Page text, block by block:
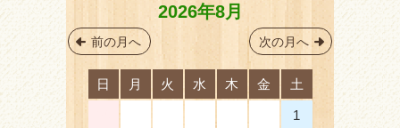
前の月へ 次の月へ
2026年8月
日 月 火 水 木 金 土
1